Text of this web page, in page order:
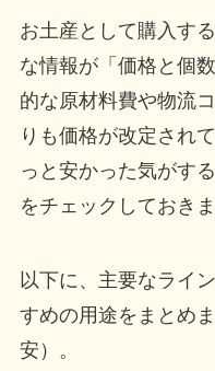
お土産として購入す
な情報が「価格と個
的な原材料費や物流
りも価格が改定され
っと安かった気がす
をチェックしておきま
以下に、主要なライ
すめの用途をまとめ
安）。